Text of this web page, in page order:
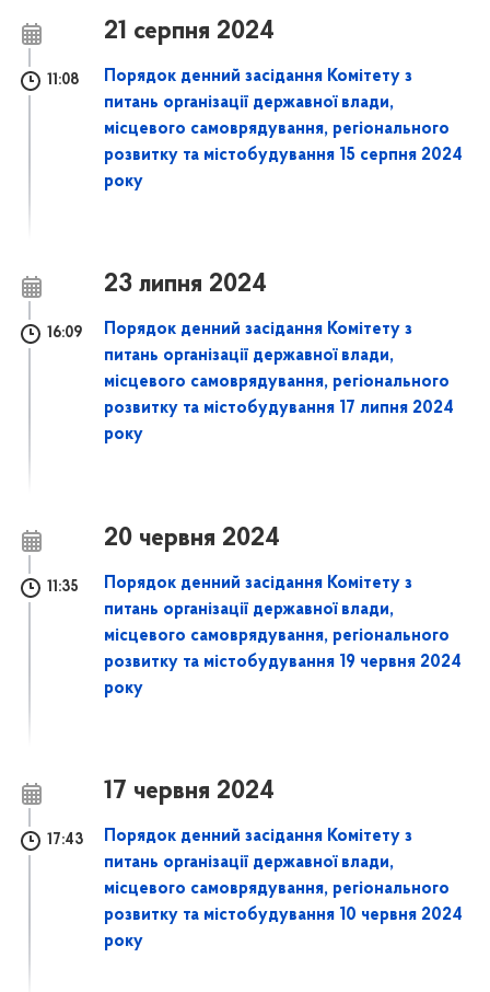
21 серпня 2024
11:08
Порядок денний засідання Комітету з
питань організації державної влади,
місцевого самоврядування, регіонального
розвитку та містобудування 15 серпня 2024
року
23 липня 2024
16:09
Порядок денний засідання Комітету з
питань організації державної влади,
місцевого самоврядування, регіонального
розвитку та містобудування 17 липня 2024
року
20 червня 2024
11:35
Порядок денний засідання Комітету з
питань організації державної влади,
місцевого самоврядування, регіонального
розвитку та містобудування 19 червня 2024
року
17 червня 2024
17:43
Порядок денний засідання Комітету з
питань організації державної влади,
місцевого самоврядування, регіонального
розвитку та містобудування 10 червня 2024
року